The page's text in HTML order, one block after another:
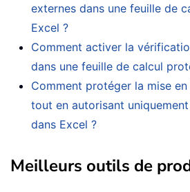
externes dans une feuille de
Excel ?
Comment activer la
dans une feuille de calcul
Comment protéger la mise
tout en autorisant
dans Excel ?
Meilleurs outils de